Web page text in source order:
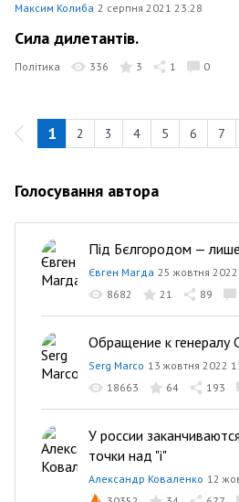
Максим Колиба 2 серпня 2021 23:28
Сила дилетантів.
Політика 336 3 1 0
1 2 3 4 5 6 7
Голосування автора
Під Бєлгородом —
Євген Магда 25 жовтня
8682
21 89
Обращение к генералу
Serg Marco 13 жовтня 2022
18663
64 193
У россии
точки над "i"
Александр Коваленко 12